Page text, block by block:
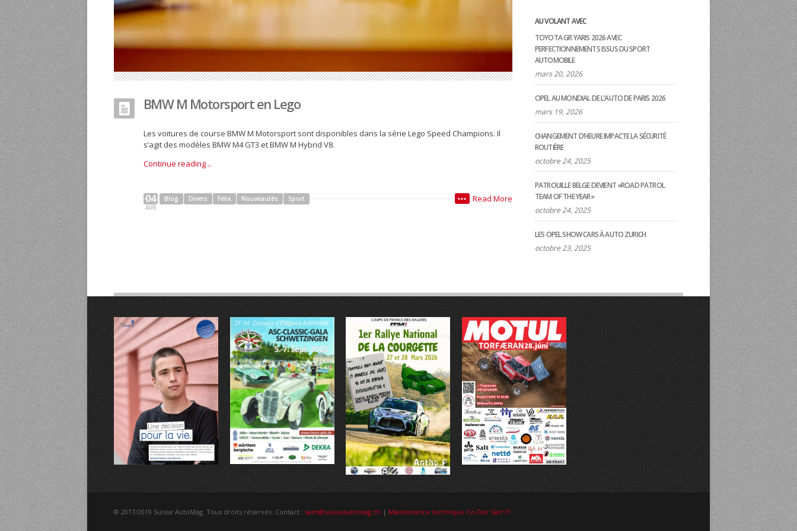
BMW M Motorsport en Lego
Les voitures de course BMW M Motorsport sont disponibles dans la série Lego Speed Champions. Il
s’agit des modèles BMW M4 GT3 et BMW M Hybrid V8.
Continue reading ..
04
AVR
Blog Divers Félix Nouveautés Sport Read More
•••
AU VOLANT AVEC
TOYOTA GR YARIS 2026 AVEC
PERFECTIONNEMENTS ISSUS DU SPORT
AUTOMOBILE
mars 20, 2026
OPEL AU MONDIAL DE L’AUTO DE PARIS 2026
mars 19, 2026
CHANGEMENT D’HEURE IMPACTE LA SÉCURITÉ
ROUTIÈRE
octobre 24, 2025
PATROUILLE BELGE DEVIENT «ROAD PATROL
TEAM OF THE YEAR»
octobre 24, 2025
LES OPEL SHOW CARS À AUTO ZURICH
octobre 23, 2025
© 2017/2019 Suisse AutoMag. Tous droits réservés. Contact : sam@suisseautomag.ch | Maintenance technique Co-Dec Sàrl IT